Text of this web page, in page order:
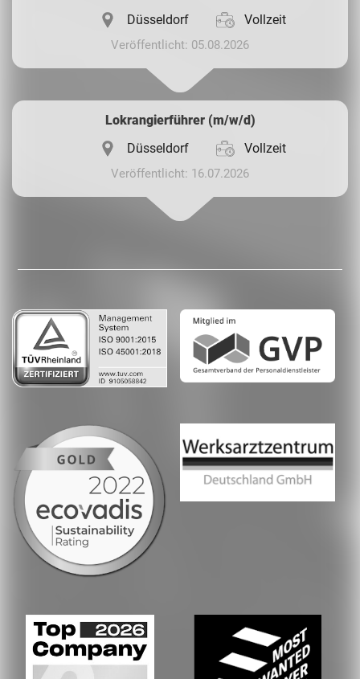
Düsseldorf
Vollzeit
Veröffentlicht: 05.08.2026
Lokrangierführer (m/w/d)
Düsseldorf
Vollzeit
Veröffentlicht: 16.07.2026